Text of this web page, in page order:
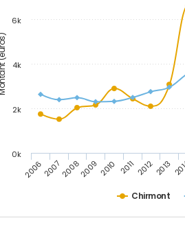
Chirmont
20062007200820092010 2011 20122013
0k
2k
4k
6k